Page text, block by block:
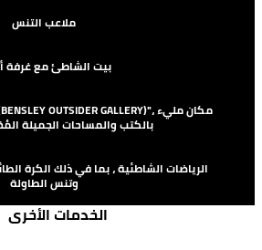
ملاعب التنس
بيت الشاطئ مع غرفة
بالكتب والمساحات الجميلة
الرياضات الشاطئية ، بما في ذلك الكرة
وتنس الطاولة
الخدمات الأخرى